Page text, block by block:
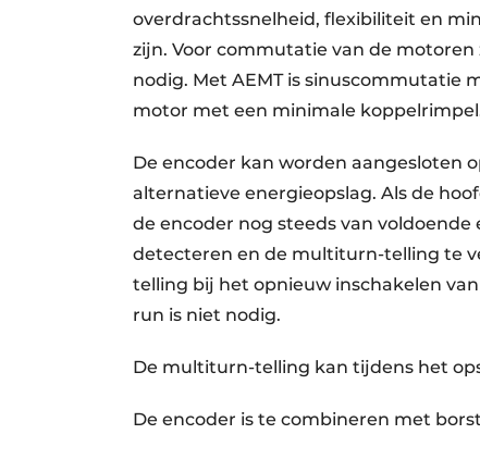
overdrachtssnelheid, flexibiliteit en
zijn. Voor commutatie van de
nodig. Met AEMT is sinuscommutatie
motor met een minimale
De encoder kan worden aangesloten
alternatieve energieopslag. Als de
de encoder nog steeds van
detecteren en de multiturn-telling te
telling bij het opnieuw inschakelen
run is niet nodig.
De multiturn-telling kan tijdens het
De encoder is te combineren met